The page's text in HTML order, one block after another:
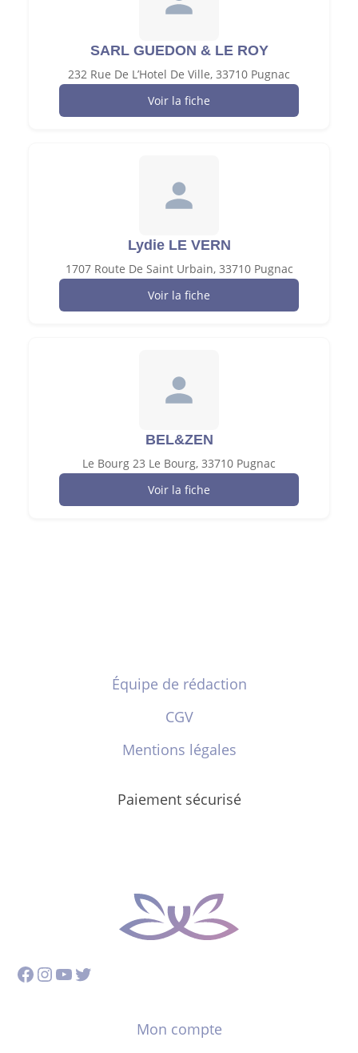
SARL GUEDON & LE ROY
232 Rue De L’Hotel De Ville, 33710 Pugnac
Voir la fiche
Lydie LE VERN
1707 Route De Saint Urbain, 33710 Pugnac
Voir la fiche
BEL&ZEN
Le Bourg 23 Le Bourg, 33710 Pugnac
Voir la fiche
Équipe de rédaction
CGV
Mentions légales
Paiement sécurisé
Facebook
Instagram
YouTube
Twitter
Mon compte